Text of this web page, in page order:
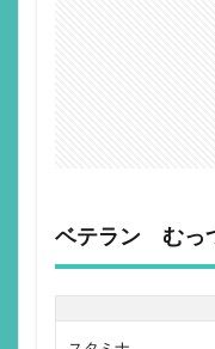
ベテラン むっ